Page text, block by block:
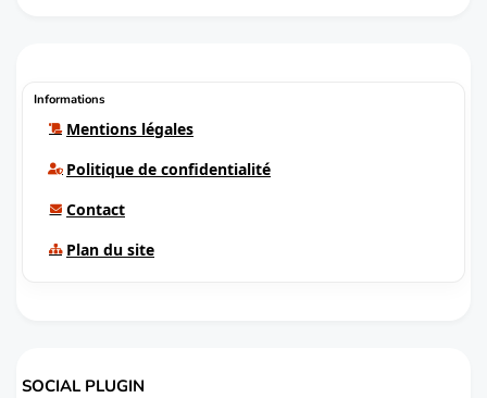
Informations
Mentions légales
Politique de confidentialité
Contact
Plan du site
SOCIAL PLUGIN